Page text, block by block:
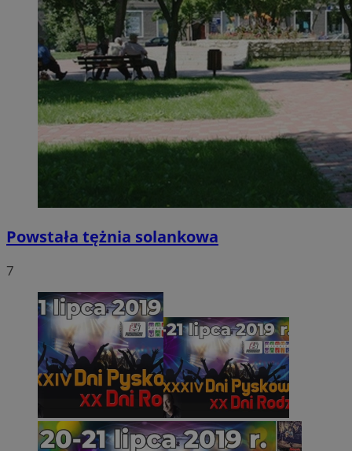
Powstała tężnia solankowa
7